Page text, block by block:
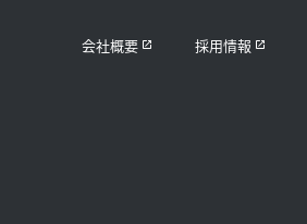
会社概要 採用情報